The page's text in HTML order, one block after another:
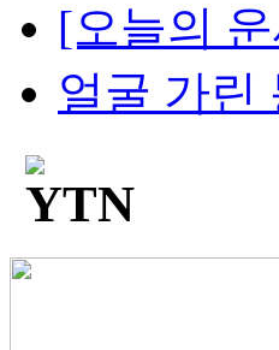
[오늘의
얼굴 가린